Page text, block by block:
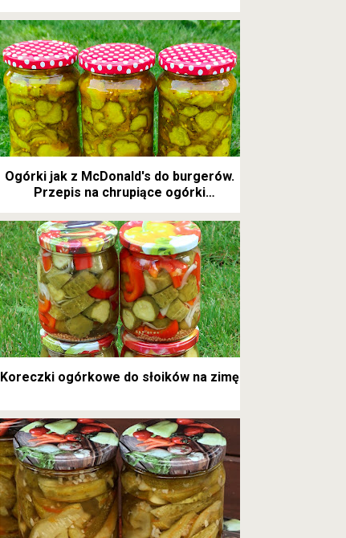
Ogórki jak z McDonald's do burgerów.
Przepis na chrupiące ogórki
Koreczki ogórkowe do słoików na zimę